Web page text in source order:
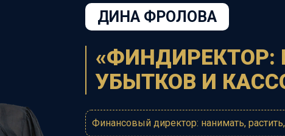
ДИНА ФРОЛОВА
УБЫТКОВ И
Финансовый директор: нанимать,